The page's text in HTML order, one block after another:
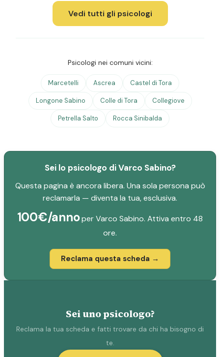
Vedi tutti gli psicologi
Psicologi nei comuni vicini:
Marcetelli Ascrea Castel di Tora
Longone Sabino Colle di Tora Collegiove
Petrella Salto Rocca Sinibalda
Sei lo psicologo di Varco Sabino?
Questa pagina è ancora libera. Una sola persona può
reclamarla — diventa la tua, esclusiva.
100€/annoper Varco Sabino. Attiva entro 48
ore.
Reclama questa scheda →
Sei uno psicologo?
Reclama la tua scheda e fatti trovare da chi ha bisogno di
te.